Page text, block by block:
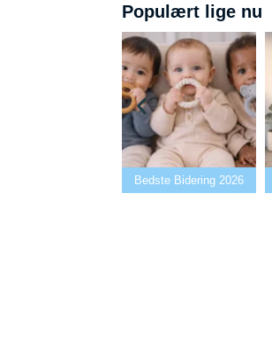
Populært lige nu
Bedste Bidering 2026